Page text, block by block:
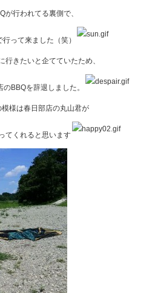
が行われてる裏側で、
って来ました（笑）
行きたいと企てていたため、
BBQを辞退しました。
様は春日部店の丸山君が
てくれると思います